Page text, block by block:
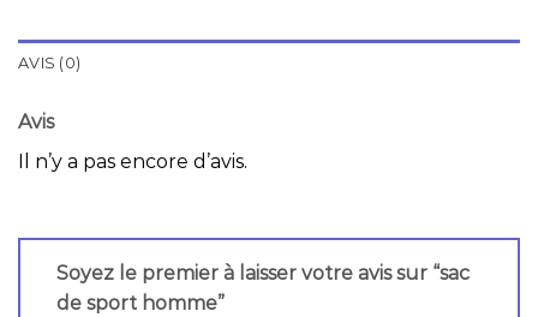
AVIS (0)
Avis
Il n’y a pas encore d’avis.
Soyez le premier à laisser votre avis sur “sac
de sport homme”